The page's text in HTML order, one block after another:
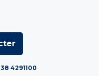
4291100